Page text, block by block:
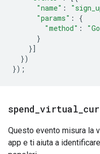
"name" :
"params" :
{
"method" :
}
}]
})
});
spend virtual
Questo evento misura la
app e ti aiuta a